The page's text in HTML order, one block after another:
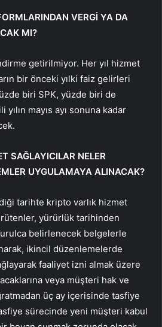
VERGİ YA DA
MI?
getirilmiyor. Her yıl hizmet
bir önceki yılki faiz gelirleri
biri SPK, yüzde biri de
mayıs ayı sonuna kadar
SAĞLAYICILAR NELER
UYGULAMAYA ALINACAK?
tarihte kripto varlık hizmet
yürürlük tarihinden
belirlenecek belgelerle
ikincil düzenlemelerde
faaliyet izni almak üzere
veya müşteri hak ve
üç ay içerisinde tasfiye
sürecinde yeni müşteri kabul